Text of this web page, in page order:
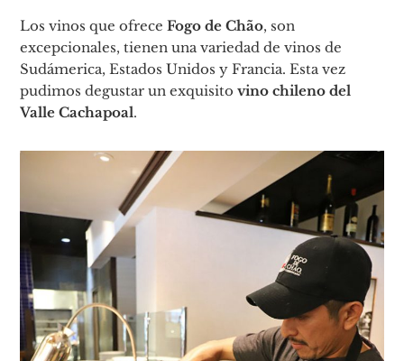
Los vinos que ofreceFogo de Chão, son
excepcionales, tienen una variedad de vinos de
Sudámerica, Estados Unidos y Francia. Esta vez
pudimos degustar un exquisitovino chileno del
Valle Cachapoal.